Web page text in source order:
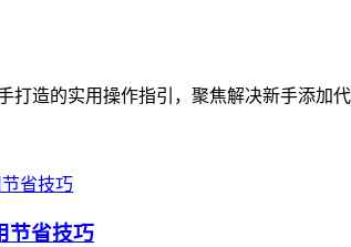
打造的实用操作指引，聚焦解决新手添
节省技巧